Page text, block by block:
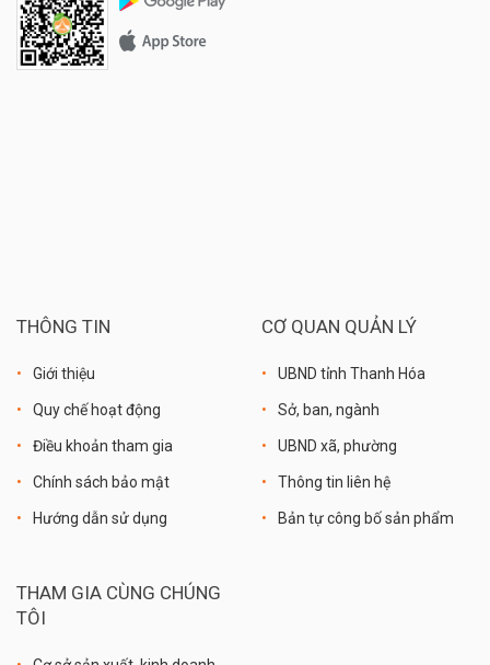
THÔNG TIN
Giới thiệu
Quy chế hoạt động
Điều khoản tham gia
Chính sách bảo mật
Hướng dẫn sử dụng
CƠ QUAN QUẢN LÝ
UBND tỉnh Thanh Hóa
Sở, ban, ngành
UBND xã, phường
Thông tin liên hệ
Bản tự công bố sản phẩm
THAM GIA CÙNG CHÚNG
TÔI